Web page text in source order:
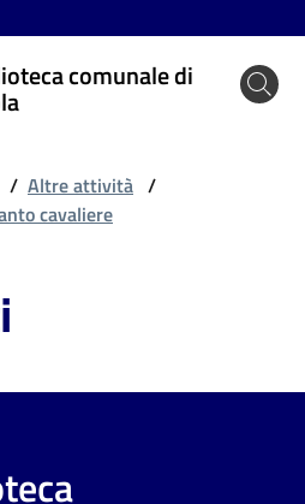
comunale di
/ Altre attività /
cavaliere